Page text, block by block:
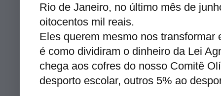
Rio de Janeiro, no último mês de
oitocentos mil reais.
Eles querem mesmo nos
é como dividiram o dinheiro da Lei
chega aos cofres do nosso Comitê
desporto escolar, outros 5% ao